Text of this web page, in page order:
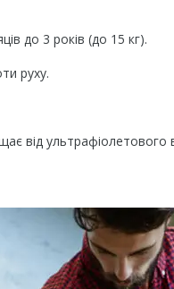
до 3 років (до 15 кг).
руху.
від